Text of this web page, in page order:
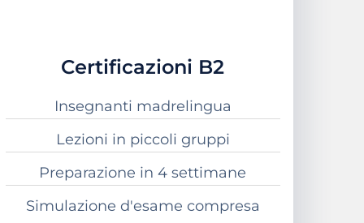
Certificazioni B2
Insegnanti madrelingua
Lezioni in piccoli gruppi
Preparazione in 4 settimane
Simulazione d'esame compresa